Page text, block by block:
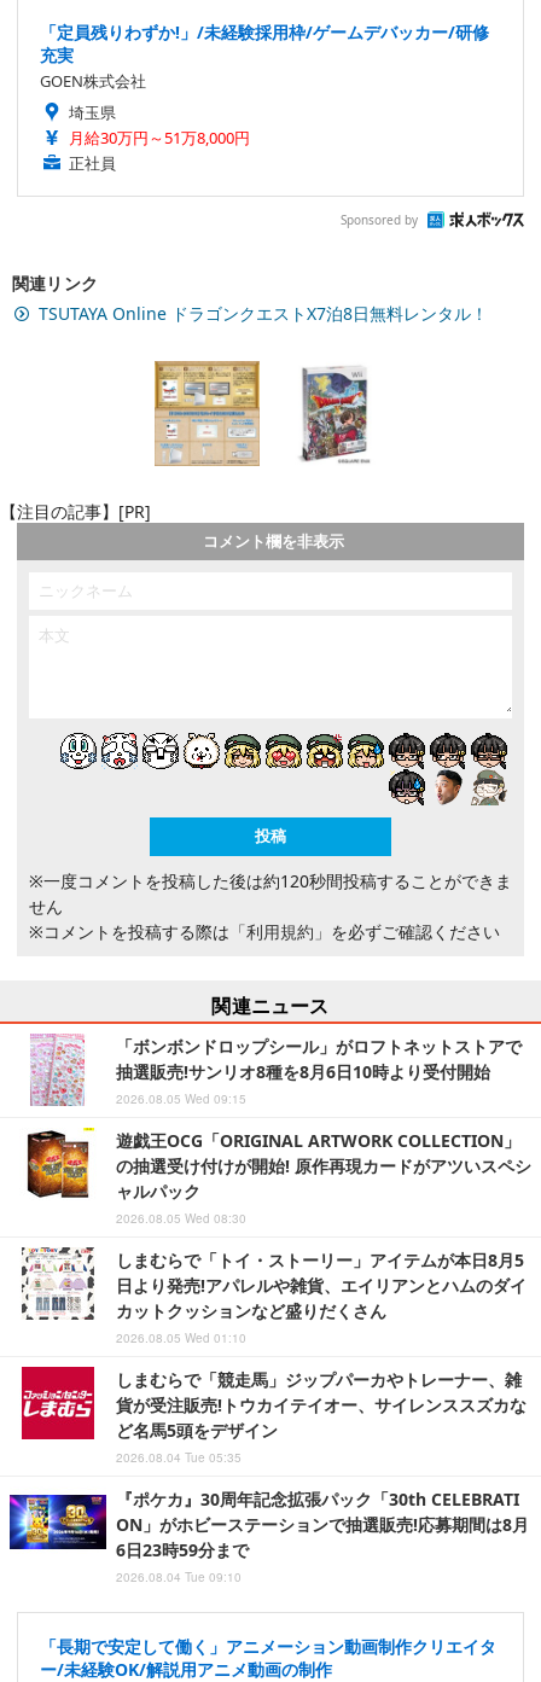
「定員残りわずか!」/未経験採用枠/ゲームデバッカー/研修
充実
GOEN株式会社
埼玉県
月給30万円～51万8,000円
正社員
Sponsored by
関連リンク
TSUTAYA Online ドラゴンクエストX7泊8日無料レンタル！
【注目の記事】[PR]
コメント欄を非表示
※一度コメントを投稿した後は約120秒間投稿することができま
せん
※コメントを投稿する際は 「利用規約」 を必ずご確認ください
関連ニュース
「ボンボンドロップシール」がロフトネットストアで
抽選販売!サンリオ8種を8月6日10時より受付開始
2026.08.05 Wed 09:15
遊戯王OCG「ORIGINAL ARTWORK COLLECTION」
の抽選受け付けが開始! 原作再現カードがアツいスペシ
ャルパック
2026.08.05 Wed 08:30
しまむらで「トイ・ストーリー」アイテムが本日8月5
日より発売!アパレルや雑貨、エイリアンとハムのダイ
カットクッションなど盛りだくさん
2026.08.05 Wed 01:10
しまむらで「競走馬」ジップパーカやトレーナー、雑
貨が受注販売!トウカイテイオー、サイレンススズカな
ど名馬5頭をデザイン
2026.08.04 Tue 05:35
『ポケカ』30周年記念拡張パック「30th CELEBRATI
ON」がホビーステーションで抽選販売!応募期間は8月
6日23時59分まで
2026.08.04 Tue 09:10
「長期で安定して働く」アニメーション動画制作クリエイタ
ー/未経験OK/解説用アニメ動画の制作